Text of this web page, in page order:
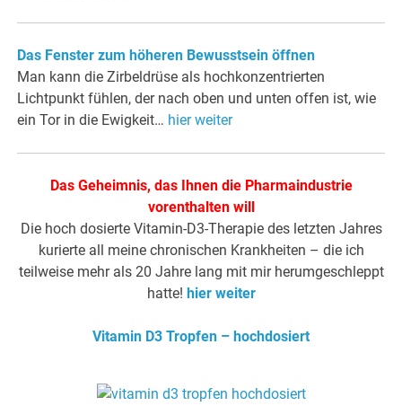
Das Fenster zum höheren Bewusstsein öffnen
Man kann die Zirbeldrüse als hochkonzentrierten
Lichtpunkt fühlen, der nach oben und unten offen ist, wie
ein Tor in die Ewigkeit… hier weiter
Das Geheimnis, das Ihnen die Pharmaindustrie
vorenthalten will
Die hoch dosierte Vitamin-D3-Therapie des letzten Jahres
kurierte all meine chronischen Krankheiten – die ich
teilweise mehr als 20 Jahre lang mit mir herumgeschleppt
hatte! hier weiter
Vitamin D3 Tropfen – hochdosiert